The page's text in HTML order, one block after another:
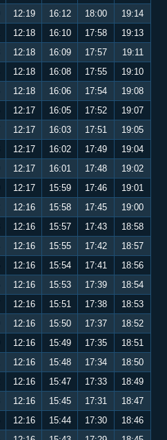
12:19 16:12 18:00
19:14
12:18 16:10 17:58
19:13
12:18 16:09 17:57
19:11
12:18 16:08 17:55
19:10
12:18 16:06 17:54
19:08
12:17 16:05 17:52
19:07
12:17 16:03 17:51
19:05
12:17 16:02 17:49
19:04
12:17 16:01 17:48
19:02
12:17 15:59 17:46
19:01
12:16 15:58 17:45
19:00
12:16 15:57 17:43
18:58
12:16 15:55 17:42
18:57
12:16 15:54 17:41
18:56
12:16 15:53 17:39
18:54
12:16 15:51 17:38
18:53
12:16 15:50 17:37
18:52
12:16 15:49 17:35
18:51
12:16 15:48 17:34
18:50
12:16 15:47 17:33
18:49
12:16 15:45 17:31
18:47
12:16 15:44 17:30
18:46